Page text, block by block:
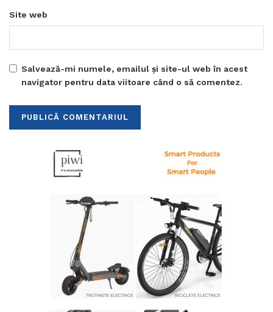
Site web
Salvează-mi numele, emailul și site-ul web în acest
navigator pentru data viitoare când o să comentez.